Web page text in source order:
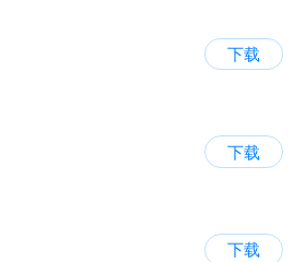
下载
下载
下载